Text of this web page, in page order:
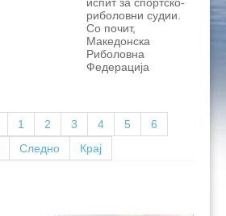
риболовни судии.
Со почит,
Македонска
Риболовна
Федерација
1 2 3 4 5
6
Следно Крај